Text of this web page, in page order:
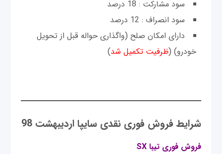
سود مشارکت : 18 درصد
سود انصراف : 12 درصد
دارای امکان صلح (واگذاری حواله قبل از تحویل
خودرو) (ظرفیت تکمیل شد)
شرایط فروش فوری نقدی سایپا اردیبهشت 98
فروش فوری تيبا SX